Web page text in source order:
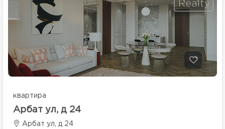
квартира
Арбат ул, д 24
Арбат ул, д 24